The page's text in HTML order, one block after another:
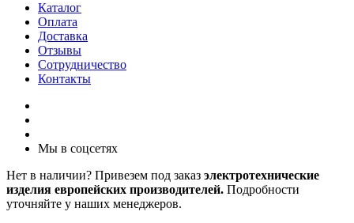
Каталог
Оплата
Доставка
Отзывы
Сотрудничество
Контакты
Мы в соцсетях
Нет в наличии? Привезем под заказ электротехнические
изделия европейских производителей. Подробности
уточняйте у наших менеджеров.